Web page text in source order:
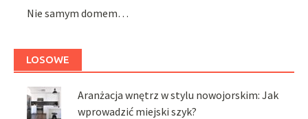
Nie samym domem…
LOSOWE
Aranżacja wnętrz w stylu nowojorskim: Jak
wprowadzić miejski szyk?